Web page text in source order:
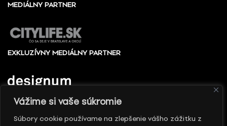
Vážime si vaše súkromie
Súbory cookie používame na zlepšenie vášho zážitku z
MEDIÁLNY PARTNER
EXKLUZÍVNY MEDIÁLNY PARTNER